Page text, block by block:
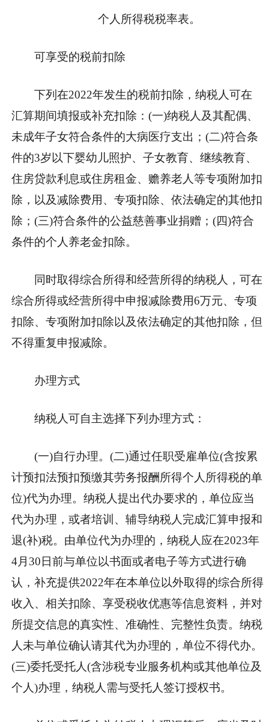
个人所得税税率表。
可享受的税前扣除
下列在2022年发生的税前扣除，纳税人可在
汇算期间填报或补充扣除：(一)纳税人及其配偶、
未成年子女符合条件的大病医疗支出；(二)符合条
件的3岁以下婴幼儿照护、子女教育、继续教育、
住房贷款利息或住房租金、赡养老人等专项附加扣
除，以及减除费用、专项扣除、依法确定的其他扣
除；(三)符合条件的公益慈善事业捐赠；(四)符合
条件的个人养老金扣除。
同时取得综合所得和经营所得的纳税人，可在
综合所得或经营所得中申报减除费用6万元、专项
扣除、专项附加扣除以及依法确定的其他扣除，但
不得重复申报减除。
办理方式
纳税人可自主选择下列办理方式：
(一)自行办理。(二)通过任职受雇单位(含按累
计预扣法预扣预缴其劳务报酬所得个人所得税的单
位)代为办理。纳税人提出代办要求的，单位应当
代为办理，或者培训、辅导纳税人完成汇算申报和
退(补)税。由单位代为办理的，纳税人应在2023年
4月30日前与单位以书面或者电子等方式进行确
认，补充提供2022年在本单位以外取得的综合所得
收入、相关扣除、享受税收优惠等信息资料，并对
所提交信息的真实性、准确性、完整性负责。纳税
人未与单位确认请其代为办理的，单位不得代办。
(三)委托受托人(含涉税专业服务机构或其他单位及
个人)办理，纳税人需与受托人签订授权书。